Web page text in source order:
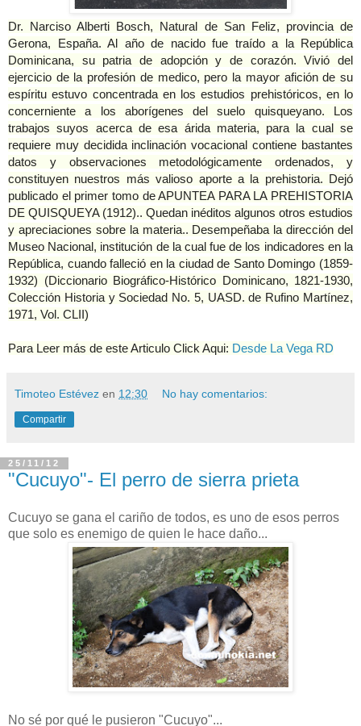
Dr. Narciso Alberti Bosch, Natural de San Feliz, provincia de
Gerona, España. Al año de nacido fue traído a la República
Dominicana, su patria de adopción y de corazón. Vivió del
ejercicio de la profesión de medico, pero la mayor afición de su
espíritu estuvo concentrada en los estudios prehistóricos, en lo
concerniente a los aborígenes del suelo quisqueyano. Los
trabajos suyos acerca de esa árida materia, para la cual se
requiere muy decidida inclinación vocacional contiene bastantes
datos y observaciones metodológicamente ordenados, y
constituyen nuestros más valioso aporte a la prehistoria. Dejó
publicado el primer tomo de APUNTEA PARA LA PREHISTORIA
DE QUISQUEYA (1912).. Quedan inéditos algunos otros estudios
y apreciaciones sobre la materia.. Desempeñaba la dirección del
Museo Nacional, institución de la cual fue de los indicadores en la
República, cuando falleció en la ciudad de Santo Domingo (1859-
1932) (Diccionario Biográfico-Histórico Dominicano, 1821-1930,
Colección Historia y Sociedad No. 5, UASD. de Rufino Martínez,
1971, Vol. CLII)
Para Leer más de este Articulo Click Aqui: Desde La Vega RD
Timoteo Estévez en 12:30 No hay comentarios:
Compartir
25/11/12
"Cucuyo"- El perro de sierra prieta
Cucuyo se gana el cariño de todos, es uno de esos perros
que solo es enemigo de quien le hace daño...
No sé por qué le pusieron "Cucuyo"...